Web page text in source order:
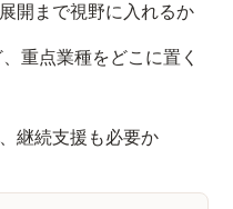
開まで視野に入れるか
重点業種をどこに置く
継続支援も必要か